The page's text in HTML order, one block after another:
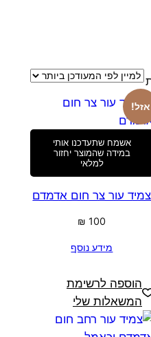
ממוין
הפריט
העדכני
ביותר
אזל!
אשמח שתעדכנו אותי
במידה שהמוצר יחזור
למלאי
צמיד עור צר חום אדמדם
₪ 100
מידע נוסף
הוספה לרשימת
המשאלות שלי